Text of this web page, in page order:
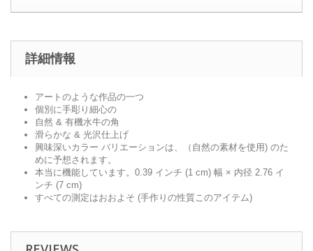
詳細情報
アートのような作品の一つ
個別に手彫り細心の
自然 & 有機水牛の角
滑らかな & 光沢仕上げ
興味深いカラー バリエーションは、（自然の素材を使用) のた
めに予想されます。
本当に機能しています。0.39 インチ (1 cm) 幅 × 内径 2.76 イ
ンチ (7 cm)
すべての測定はおおよそ (手作りの性質このアイテム)